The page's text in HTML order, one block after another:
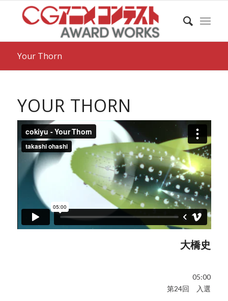
Your Thorn
YOUR THORN
大橋史
05:00
第24回 入選